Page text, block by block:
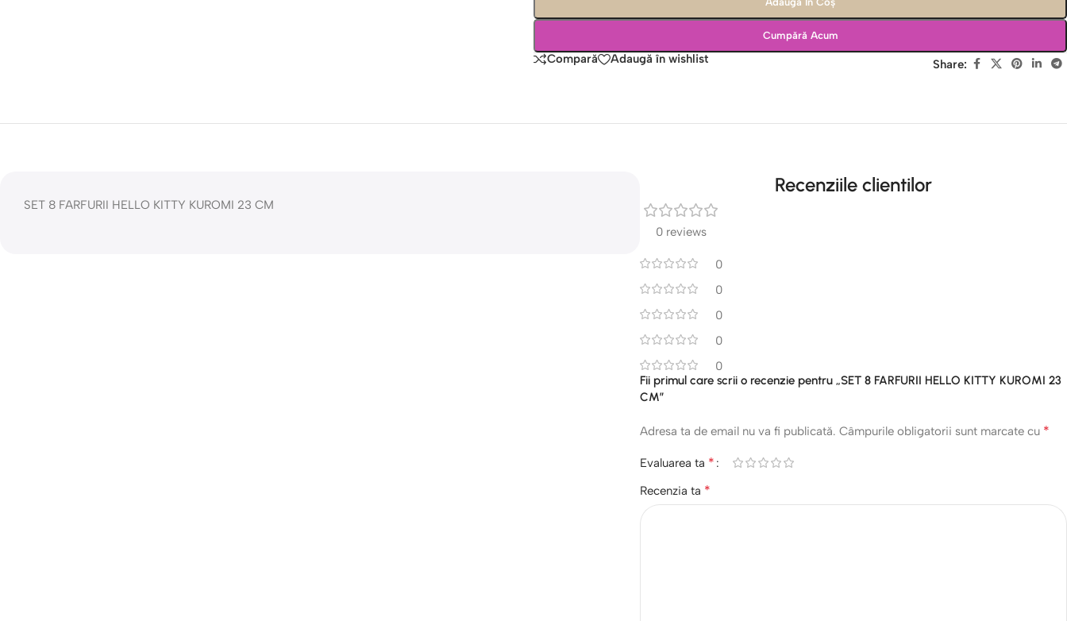
Cumpără Acum
Compară Adaugă în wishlist Share:
SET 8 FARFURII HELLO KITTY KUROMI 23 CM
Recenziile clientilor
0 reviews
0
0
0
0
0
Fii primul care scrii o recenzie pentru „SET 8 FARFURII HELLO KITTY KUROMI 23
CM”
Adresa ta de email nu va fi publicată. Câmpurile obligatorii sunt marcate cu *
Evaluarea ta *
Recenzia ta *